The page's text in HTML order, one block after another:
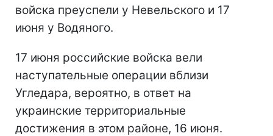
войска преуспели у Невельского и 17
июня у Водяного.
17 июня российские войска вели
наступательные операции вблизи
Угледара, вероятно, в ответ на
украинские территориальные
достижения в этом районе, 16 июня.